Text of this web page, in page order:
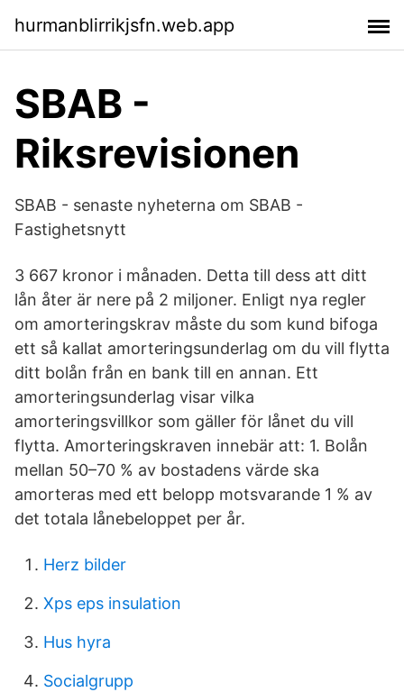
hurmanblirrikjsfn.web.app
SBAB -
Riksrevisionen
SBAB - senaste nyheterna om SBAB -
Fastighetsnytt
3 667 kronor i månaden. Detta till dess att ditt
lån åter är nere på 2 miljoner. Enligt nya regler
om amorteringskrav måste du som kund bifoga
ett så kallat amorteringsunderlag om du vill flytta
ditt bolån från en bank till en annan. Ett
amorteringsunderlag visar vilka
amorteringsvillkor som gäller för lånet du vill
flytta. Amorteringskraven innebär att: 1. Bolån
mellan 50–70 % av bostadens värde ska
amorteras med ett belopp motsvarande 1 % av
det totala lånebeloppet per år.
Herz bilder
Xps eps insulation
Hus hyra
Socialgrupp